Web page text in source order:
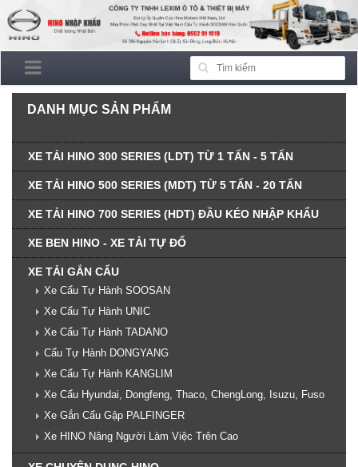
DANH MỤC SẢN PHẨM
XE TẢI HINO 300 SERIES (LDT) TỪ 1 TẤN - 5 TẤN
XE TẢI HINO 500 SERIES (MDT) TỪ 5 TẤN - 20 TẤN
XE TẢI HINO 700 SERIES (HDT) ĐẦU KÉO NHẬP KHẨU
XE BEN HINO - XE TẢI TỰ ĐỔ
XE TẢI GẮN CẨU
Xe Cẩu Tự Hành SOOSAN
Xe Cẩu Tự Hành UNIC
Xe Cẩu Tự Hành TADANO
Cẩu Tự Hành DONGYANG
Xe Cẩu Tự Hành KANGLIM
Xe Cẩu Hyundai, Dongfeng, Thaco, ChengLong, Isuzu, Fuso
Xe Gắn Cẩu Gập PALFINGER
Xe HINO Nâng Người Làm Việc Trên Cao